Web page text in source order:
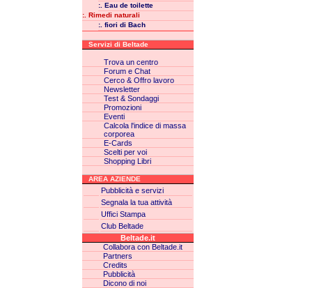
:. Eau de toilette
:. Rimedi naturali
:. fiori di Bach
Servizi di Beltade
Trova un centro
Forum e Chat
Cerco & Offro lavoro
Newsletter
Test & Sondaggi
Promozioni
Eventi
Calcola l'indice di massa
corporea
E-Cards
Scelti per voi
Shopping Libri
AREA AZIENDE
Pubblicità e servizi
Segnala la tua attività
Uffici Stampa
Club Beltade
Beltade.it
Collabora con Beltade.it
Partners
Credits
Pubblicità
Dicono di noi